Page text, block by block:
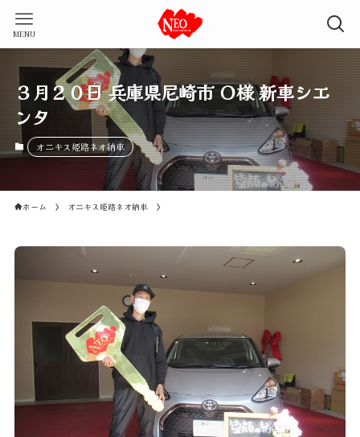
MENU
３月２０日 兵庫県尼崎市 Ｏ様 新車シエ
ンタ
オニキス姫路ネオ納車
ホーム オニキス姫路ネオ納車